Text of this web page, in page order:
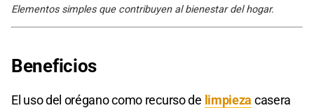
Elementos simples que contribuyen al bienestar del hogar.
Beneficios
El uso del orégano como recurso de limpieza casera